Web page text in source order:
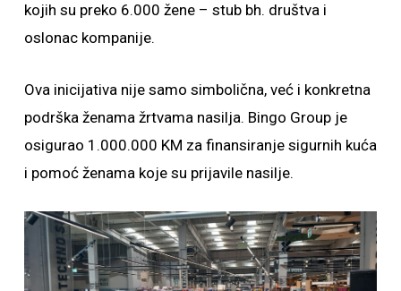
kojih su preko 6.000 žene – stub bh. društva i
oslonac kompanije.
Ova inicijativa nije samo simbolična, već i konkretna
podrška ženama žrtvama nasilja. Bingo Group je
osigurao 1.000.000 KM za finansiranje sigurnih kuća
i pomoć ženama koje su prijavile nasilje.